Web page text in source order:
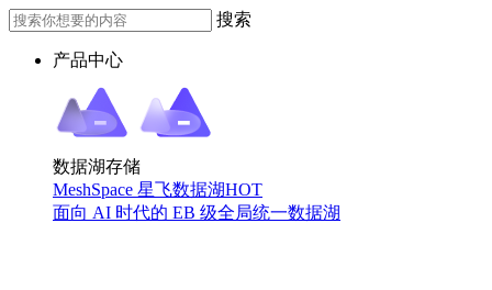
搜索
产品中心
数据湖存储
MeshSpace 星飞数据湖HOT
面向 AI 时代的 EB 级全局统一数据湖